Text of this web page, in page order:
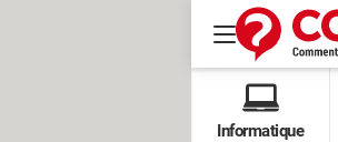
Informatique